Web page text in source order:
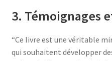
3. Témoignages
“Ce livre est une véritable
qui souhaitent développer